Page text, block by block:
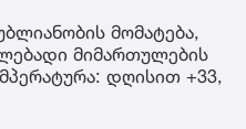
მომატება,
მიმართულების
დღისით +33,